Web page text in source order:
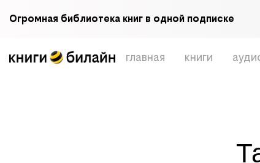
Огромная библиотека книг в одной подписке
главная книги